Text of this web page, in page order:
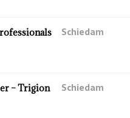
Schiedam
– Trigion Schiedam